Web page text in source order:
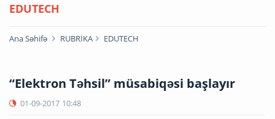
EDUTECH
Ana Səhifə RUBRİKA EDUTECH
“Elektron Təhsil” müsabiqəsi başlayır
01-09-2017 10:48